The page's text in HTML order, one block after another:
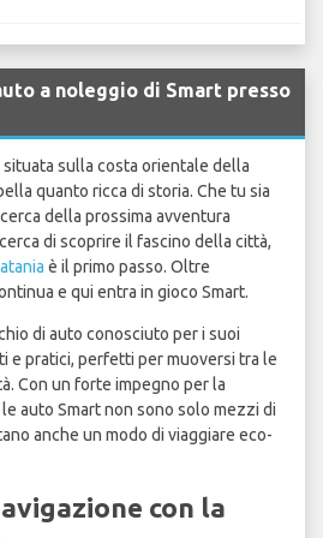
a noleggio di Smart presso
situata sulla costa orientale della
quanto ricca di storia. Che tu sia
della prossima avventura
di scoprire il fascino della città,
è il primo passo. Oltre
e qui entra in gioco Smart.
di auto conosciuto per i suoi
e pratici, perfetti per muoversi tra le
Con un forte impegno per la
auto Smart non sono solo mezzi di
anche un modo di viaggiare eco-
con la